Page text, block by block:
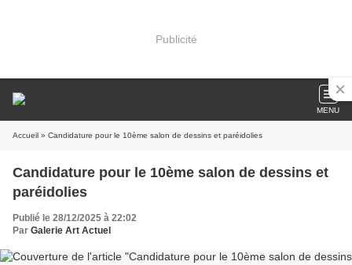
Publicité
MENU
Accueil » Candidature pour le 10ème salon de dessins et paréidolies
Candidature pour le 10ème salon de dessins et
paréidolies
Publié le 28/12/2025 à 22:02
Par Galerie Art Actuel